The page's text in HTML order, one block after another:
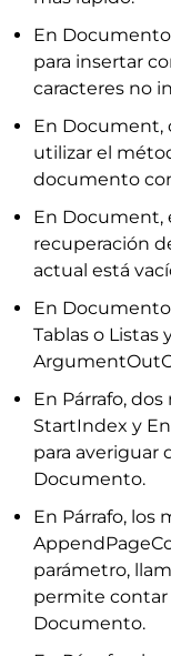
En
para insertar
caracteres no
En Document,
utilizar el
documento
En Document,
recuperación
actual está
En
Tablas o Listas
En Párrafo,
StartIndex y
para averiguar
Documento.
En Párrafo, los
parámetro,
permite contar
Documento.